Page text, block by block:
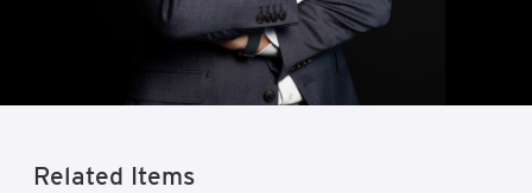
Related Items